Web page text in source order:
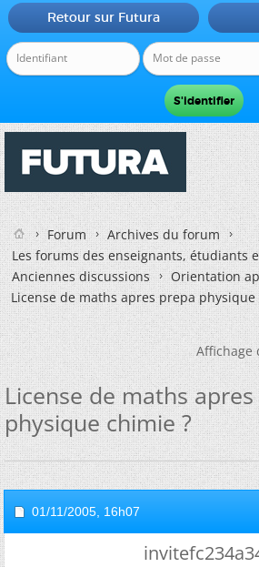
Retour sur Futura
Forum
Archives du forum
Les forums des enseignants, étudiants
Anciennes discussions
Orientation
License de maths apres prepa physique
Affichage
License de maths
physique chimie ?
01/11/2005, 16h07